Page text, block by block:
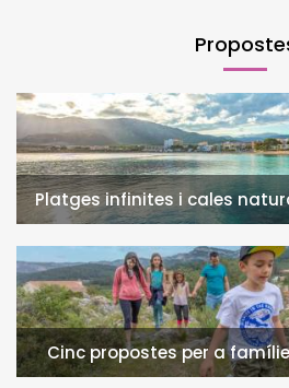
Platges infinites i cales
l'Infant i la Vall
Cinc propostes per a
l'Infant i la Vall